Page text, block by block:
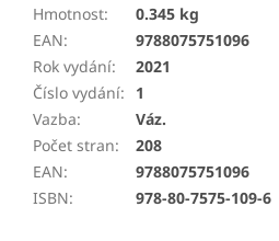
Hmotnost:
0.345 kg
EAN:
9788075751096
Rok vydání:
2021
Číslo vydání:
1
Vazba:
Váz.
Počet stran:
208
EAN:
9788075751096
ISBN: 978-80-7575-109-6